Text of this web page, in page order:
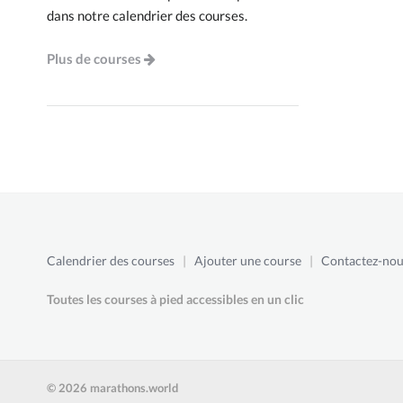
dans notre calendrier des courses.
Plus de courses
Calendrier des courses | Ajouter une course | Contactez-
Toutes les courses à pied accessibles en un clic
© 2026 marathons.world